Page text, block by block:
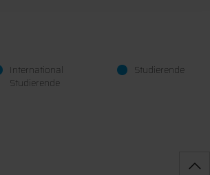
International
Studierende
Studierende